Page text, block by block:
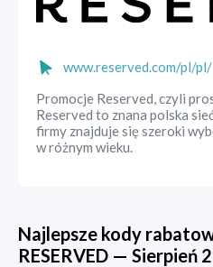
www.reserved.com/pl/pl/
Promocje Reserved, czyli
Reserved to znana polska
firmy znajduje się szeroki
w różnym wieku.
Najlepsze kody
RESERVED — Sierpień